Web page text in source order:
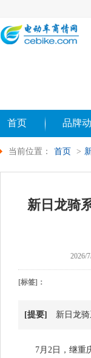
首页 品牌
当前位置： 首页 >
新日龙骑
[标签]：
2026/
[提要] 新日龙骑
7月2日，继重